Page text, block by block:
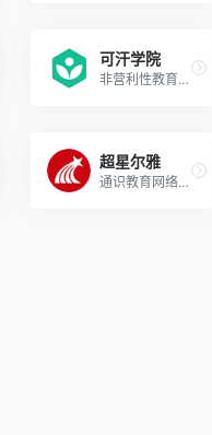
可汗学院
非营利性教育学习平台
超星尔雅
通识教育网络教学平台